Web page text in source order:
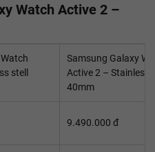
Watch Active 2 –
stell
Samsung Galaxy
Active 2 – Stainless
40mm
9.490.000 đ